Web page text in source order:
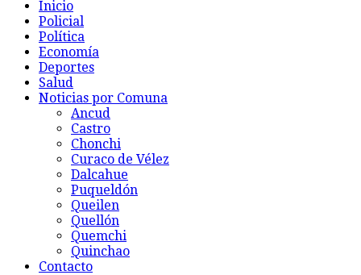
Inicio
Policial
Política
Economía
Deportes
Salud
Noticias por Comuna
Ancud
Castro
Chonchi
Curaco de Vélez
Dalcahue
Puqueldón
Queilen
Quellón
Quemchi
Quinchao
Contacto